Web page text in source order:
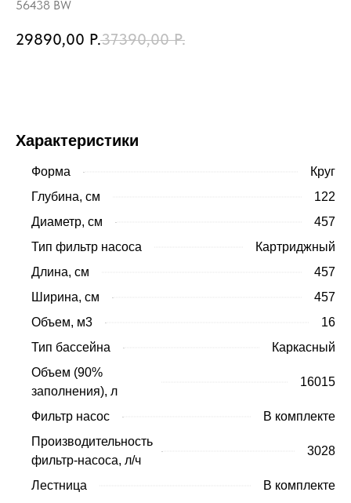
56438 BW
29890,00 Р.37390,00 Р.
Характеристики
Форма
Круг
Глубина, см
122
Диаметр, см
457
Тип фильтр насоса
Картриджный
Длина, см
457
Ширина, см
457
Объем, м3
16
Тип бассейна
Каркасный
Объем (90%
заполнения), л
16015
Фильтр насос
В комплекте
Производительность
фильтр-насоса, л/ч
3028
Лестница
В комплекте